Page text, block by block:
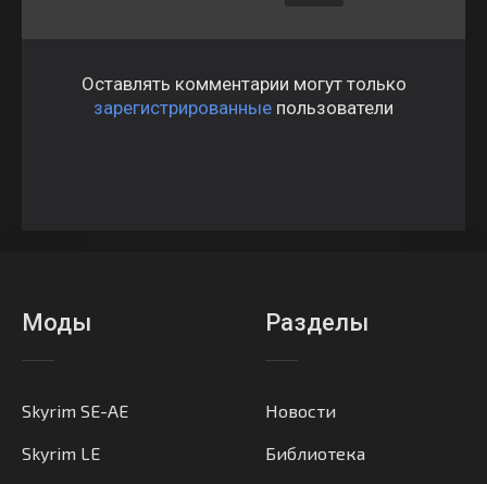
Оставлять комментарии могут только
зарегистрированные пользователи
Моды
Skyrim SE-AE
Skyrim LE
Разделы
Новости
Библиотека